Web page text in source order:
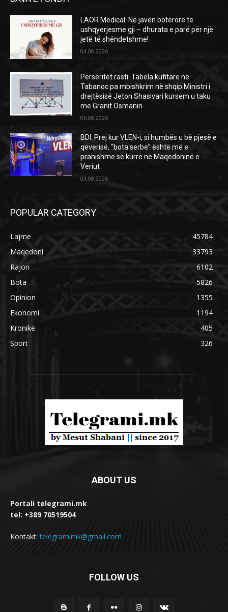
LAOR Medical: Në javën botërore të
ushqyerjesme gji – dhurata e parë për një
jetë të shëndetshme!
04.08.2026
Përsëritet rasti: Tabela kufitare në
Tabanoc pa mbishkrim në shqip.Ministri i
drejtësisë Jeton Shasivari kursem u taku
me Granit Osmanin
06.08.2026
BDI: Prej kur VLEN-i, si humbës u bë pjesë e
qeverisë, “bota serbe” është më e
pranishme se kurrë në Maqedoninë e
Veriut
03.08.2026
POPULAR CATEGORY
Lajme
45784
Maqedoni
33793
Rajon
6102
Bota
5826
Opinion
1355
Ekonomi
1194
Kronikë
405
Sport
326
ABOUT US
Portali telegrami.mk
tel: +389 70519504
Kontakt:telegramimk@gmail.com
FOLLOW US